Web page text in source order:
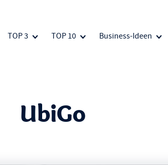
TOP 3 TOP 10 Business-Ideen
UbiGo